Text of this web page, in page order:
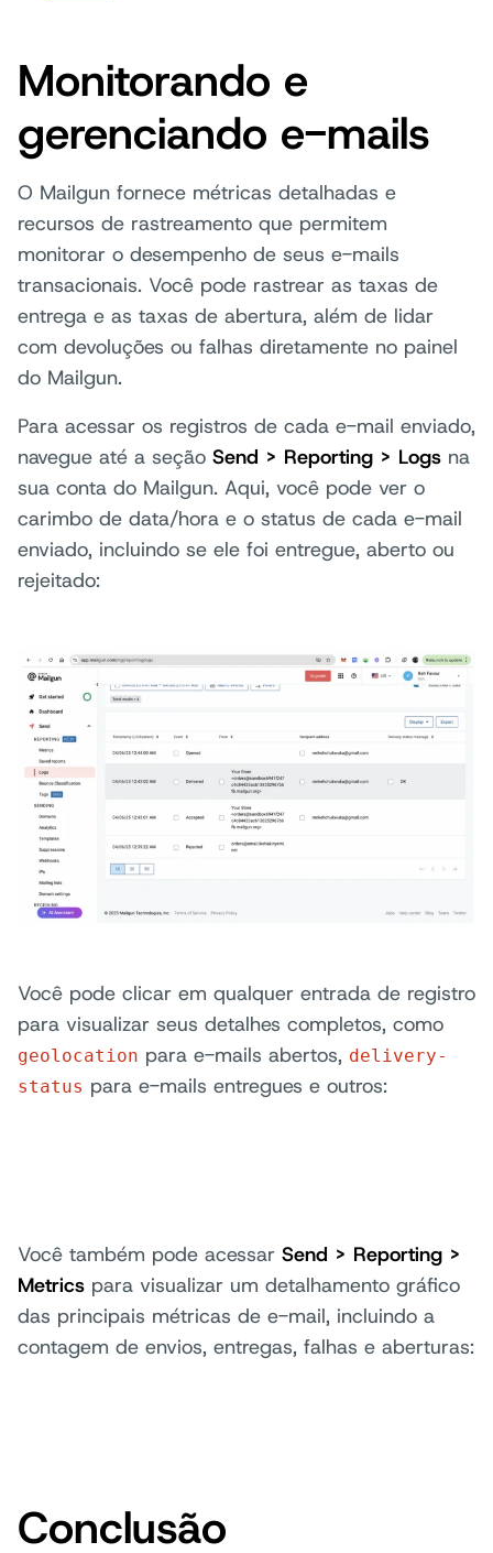
Monitorando e
gerenciando e-mails
O Mailgun fornece métricas detalhadas e
recursos de rastreamento que permitem
monitorar o desempenho de seus e-mails
transacionais. Você pode rastrear as taxas de
entrega e as taxas de abertura, além de lidar
com devoluções ou falhas diretamente no painel
do Mailgun.
Para acessar os registros de cada e-mail enviado,
navegue até a seção Send > Reporting > Logs na
sua conta do Mailgun. Aqui, você pode ver o
carimbo de data/hora e o status de cada e-mail
enviado, incluindo se ele foi entregue, aberto ou
rejeitado:
Você pode clicar em qualquer entrada de registro
para visualizar seus detalhes completos, como
geolocation para e-mails abertos, delivery-
status para e-mails entregues e outros:
Você também pode acessar Send > Reporting >
Metrics para visualizar um detalhamento gráfico
das principais métricas de e-mail, incluindo a
contagem de envios, entregas, falhas e aberturas:
Conclusão